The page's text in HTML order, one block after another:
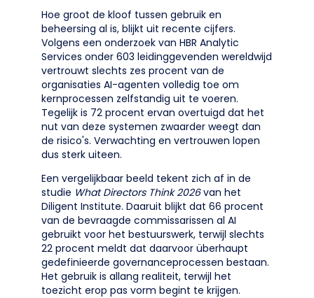
Hoe groot de kloof tussen gebruik en
beheersing al is, blijkt uit recente cijfers.
Volgens een onderzoek van HBR Analytic
Services onder 603 leidinggevenden wereldwijd
vertrouwt slechts zes procent van de
organisaties AI-agenten volledig toe om
kernprocessen zelfstandig uit te voeren.
Tegelijk is 72 procent ervan overtuigd dat het
nut van deze systemen zwaarder weegt dan
de risico's. Verwachting en vertrouwen lopen
dus sterk uiteen.
Een vergelijkbaar beeld tekent zich af in de
studie What Directors Think 2026van het
Diligent Institute. Daaruit blijkt dat 66 procent
van de bevraagde commissarissen al AI
gebruikt voor het bestuurswerk, terwijl slechts
22 procent meldt dat daarvoor überhaupt
gedefinieerde governanceprocessen bestaan.
Het gebruik is allang realiteit, terwijl het
toezicht erop pas vorm begint te krijgen.